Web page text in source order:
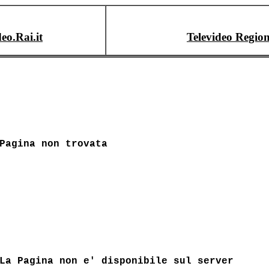
Televideo
Pagina non trovata
La Pagina non e' disponibile sul server